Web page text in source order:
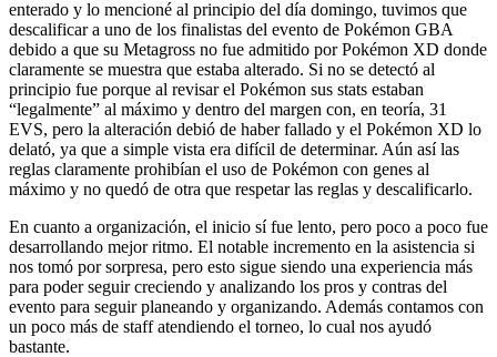
enterado y lo mencioné al principio del día domingo, tuvimos que
descalificar a uno de los finalistas del evento de Pokémon GBA
debido a que su Metagross no fue admitido por Pokémon XD donde
claramente se muestra que estaba alterado. Si no se detectó al
principio fue porque al revisar el Pokémon sus stats estaban
“legalmente” al máximo y dentro del margen con, en teoría, 31
EVS, pero la alteración debió de haber fallado y el Pokémon XD lo
delató, ya que a simple vista era difícil de determinar. Aún así las
reglas claramente prohibían el uso de Pokémon con genes al
máximo y no quedó de otra que respetar las reglas y descalificarlo.
En cuanto a organización, el inicio sí fue lento, pero poco a poco fue
desarrollando mejor ritmo. El notable incremento en la asistencia si
nos tomó por sorpresa, pero esto sigue siendo una experiencia más
para poder seguir creciendo y analizando los pros y contras del
evento para seguir planeando y organizando. Además contamos con
un poco más de staff atendiendo el torneo, lo cual nos ayudó
bastante.